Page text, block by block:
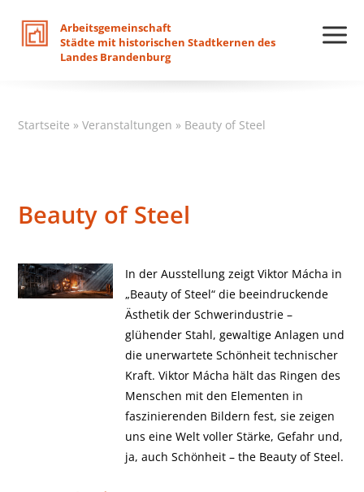
Arbeitsgemeinschaft
Städte mit historischen Stadtkernen des
Landes Brandenburg
Startseite »Veranstaltungen » Beauty of Steel
Beauty of Steel
In der Ausstellung zeigt Viktor Mácha in
„Beauty of Steel“ die beeindruckende
Ästhetik der Schwerindustrie –
glühender Stahl, gewaltige Anlagen und
die unerwartete Schönheit technischer
Kraft. Viktor Mácha hält das Ringen des
Menschen mit den Elementen in
faszinierenden Bildern fest, sie zeigen
uns eine Welt voller Stärke, Gefahr und,
ja, auch Schönheit – the Beauty of Steel.